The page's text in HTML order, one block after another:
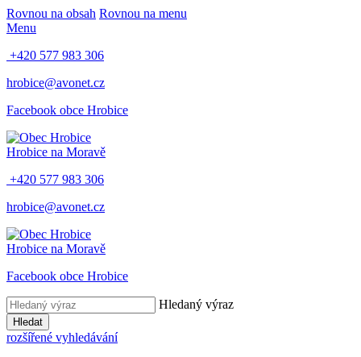
Rovnou na obsah Rovnou na menu
Menu
+420 577 983 306
hrobice@avonet.cz
Facebook obce Hrobice
Hrobice na Moravě
+420 577 983 306
hrobice@avonet.cz
Hrobice na Moravě
Facebook obce Hrobice
Hledaný výraz
Hledat
rozšířené vyhledávání